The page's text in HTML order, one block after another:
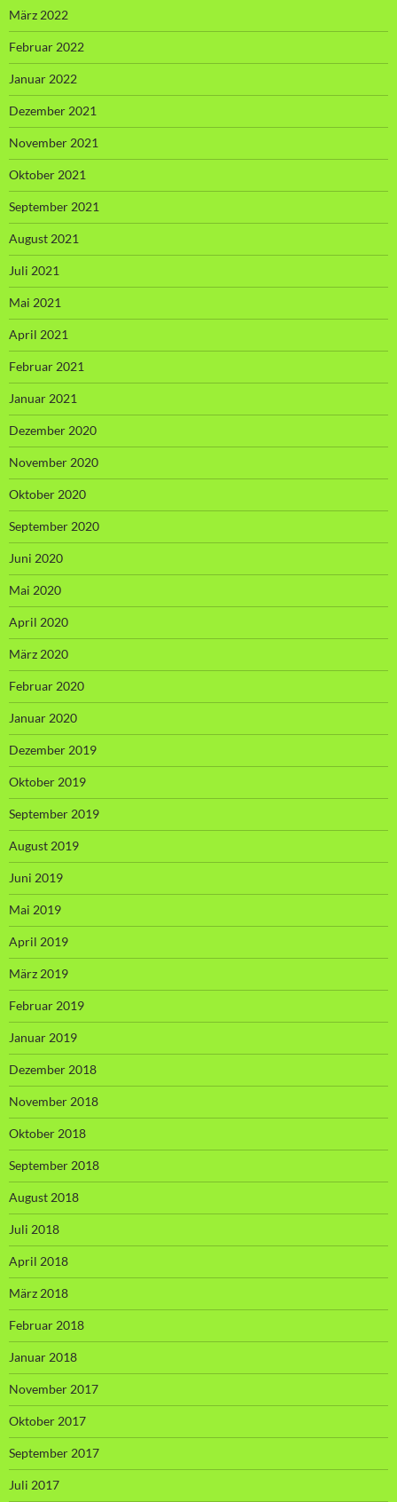
März 2022
Februar 2022
Januar 2022
Dezember 2021
November 2021
Oktober 2021
September 2021
August 2021
Juli 2021
Mai 2021
April 2021
Februar 2021
Januar 2021
Dezember 2020
November 2020
Oktober 2020
September 2020
Juni 2020
Mai 2020
April 2020
März 2020
Februar 2020
Januar 2020
Dezember 2019
Oktober 2019
September 2019
August 2019
Juni 2019
Mai 2019
April 2019
März 2019
Februar 2019
Januar 2019
Dezember 2018
November 2018
Oktober 2018
September 2018
August 2018
Juli 2018
April 2018
März 2018
Februar 2018
Januar 2018
November 2017
Oktober 2017
September 2017
Juli 2017